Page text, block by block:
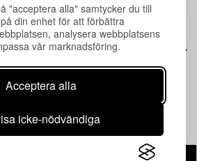
"acceptera alla" samtycker du till
din enhet för att förbättra
analysera webbplatsens
vår marknadsföring.
Acceptera alla
icke-nödvändiga
liveauktionImportant Winter
oss för värdering ›